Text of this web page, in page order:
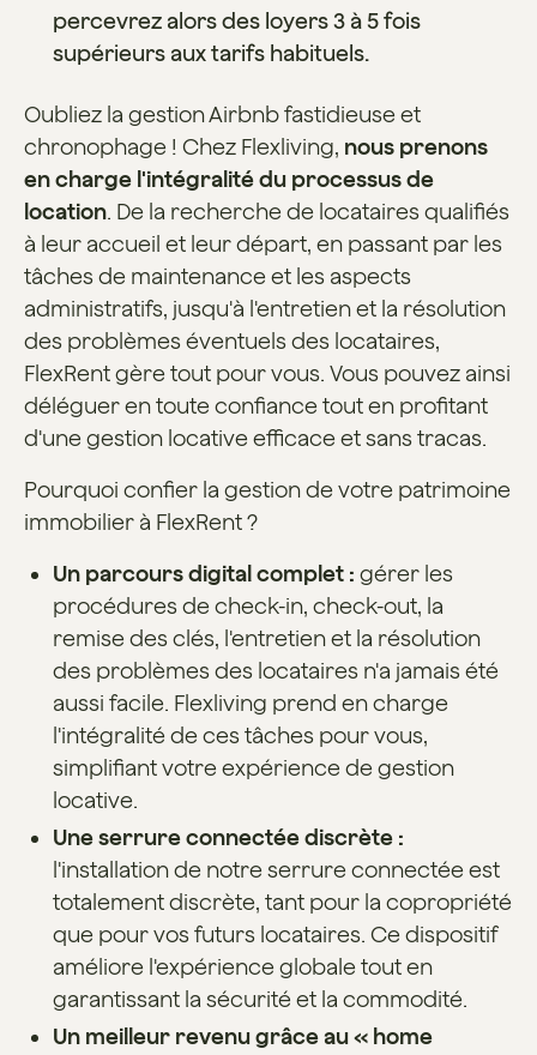
percevrez alors des loyers 3 à 5 fois
supérieurs aux tarifs habituels.
Oubliez la gestion Airbnb fastidieuse et
chronophage ! Chez Flexliving, nous prenons
en charge l'intégralité du processus de
location. De la recherche de locataires qualifiés
à leur accueil et leur départ, en passant par les
tâches de maintenance et les aspects
administratifs, jusqu'à l'entretien et la résolution
des problèmes éventuels des locataires,
FlexRent gère tout pour vous. Vous pouvez ainsi
déléguer en toute confiance tout en profitant
d'une gestion locative efficace et sans tracas.
Pourquoi confier la gestion de votre patrimoine
immobilier à FlexRent ?
Un parcours digital complet : gérer les
procédures de check-in, check-out, la
remise des clés, l'entretien et la résolution
des problèmes des locataires n'a jamais été
aussi facile. Flexliving prend en charge
l'intégralité de ces tâches pour vous,
simplifiant votre expérience de gestion
locative.
Une serrure connectée discrète :
l'installation de notre serrure connectée est
totalement discrète, tant pour la copropriété
que pour vos futurs locataires. Ce dispositif
améliore l'expérience globale tout en
garantissant la sécurité et la commodité.
Un meilleur revenu grâce au « home